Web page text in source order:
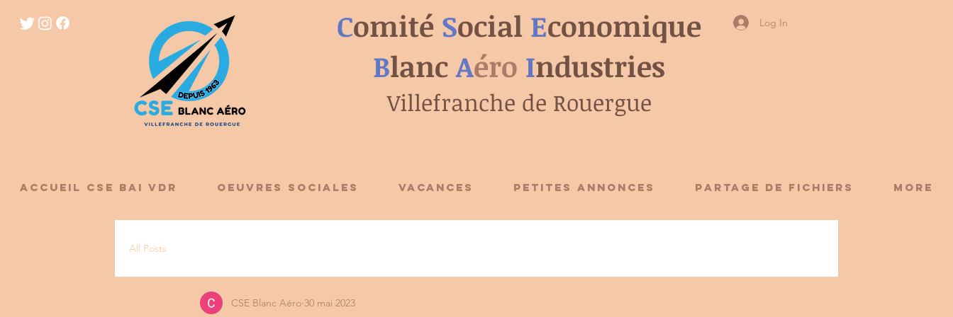
Log In
Comité Social Economique
Blanc Aéro Industries
Villefranche de Rouergue
ACCUEIL CSE BAI VDR OEUVRES SOCIALES VACANCES PETITES ANNONCES Partage de fichiers More
All Posts
CSE Blanc Aéro 30 mai 2023